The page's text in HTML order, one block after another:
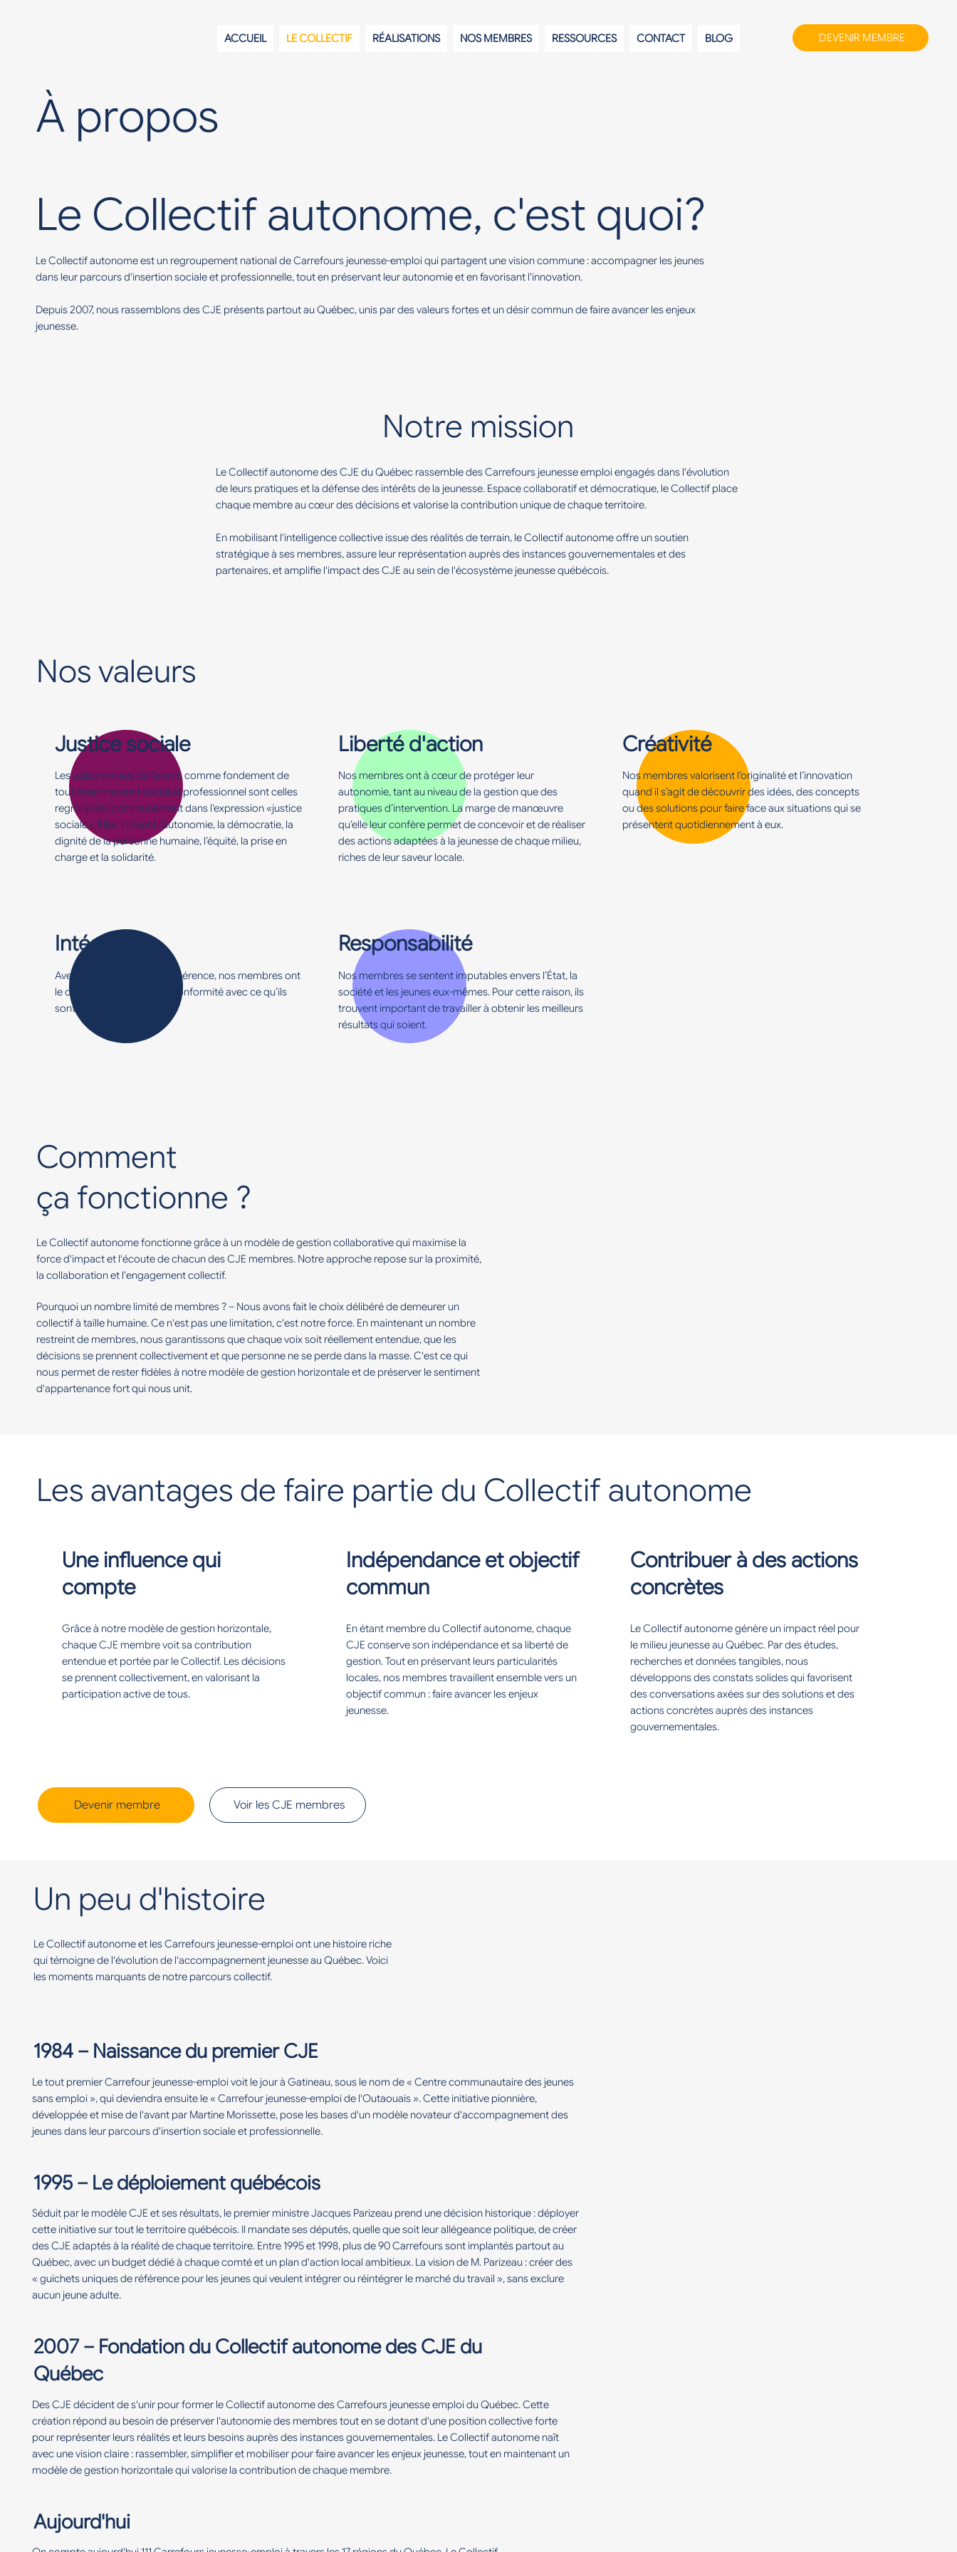
ACCUEIL LE COLLECTIF RÉALISATIONS NOS MEMBRES RESSOURCES CONTACT BLOG DEVENIR MEMBRE
À propos
Le Collectif autonome, c'est quoi?
Le Collectif autonome est un regroupement national de Carrefours jeunesse-emploi qui partagent une vision commune : accompagner les jeunes
dans leur parcours d'insertion sociale et professionnelle, tout en préservant leur autonomie et en favorisant l'innovation.
Depuis 2007, nous rassemblons des CJE présents partout au Québec, unis par des valeurs fortes et un désir commun de faire avancer les enjeux
jeunesse.
Notre mission
Le Collectif autonome des CJE du Québec rassemble des Carrefours jeunesse emploi engagés dans l'évolution
de leurs pratiques et la défense des intérêts de la jeunesse. Espace collaboratif et démocratique, le Collectif place
chaque membre au cœur des décisions et valorise la contribution unique de chaque territoire.
En mobilisant l'intelligence collective issue des réalités de terrain, le Collectif autonome offre un soutien
stratégique à ses membres, assure leur représentation auprès des instances gouvernementales et des
partenaires, et amplifie l'impact des CJE au sein de l'écosystème jeunesse québécois.
Justice sociale
Les valeurs mises de l’avant, comme fondement de
tout cheminement social et professionnel sont celles
regroupées communément dans l’expression «justice
sociale». Elles incluent l’autonomie, la démocratie, la
dignité de la personne humaine, l’équité, la prise en
charge et la solidarité.
Liberté d'action
Nos membres ont à cœur de protéger leur
autonomie, tant au niveau de la gestion que des
pratiques d’intervention. La marge de manœuvre
qu’elle leur confère permet de concevoir et de réaliser
des actions adaptées à la jeunesse de chaque milieu,
riches de leur saveur locale.
Créativité
Nos membres valorisent l’originalité et l’innovation
quand il s’agit de découvrir des idées, des concepts
ou des solutions pour faire face aux situations qui se
présentent quotidiennement à eux.
Intégrité
Avec un grand souci de cohérence, nos membres ont
le désir profond d’agir en conformité avec ce qu’ils
sont réellement.
Responsabilité
Nos membres se sentent imputables envers l’État, la
société et les jeunes eux-mêmes. Pour cette raison, ils
trouvent important de travailler à obtenir les meilleurs
résultats qui soient.
Nos valeurs
Comment
ça fonctionne ?
Le Collectif autonome fonctionne grâce à un modèle de gestion collaborative qui maximise la
force d'impact et l'écoute de chacun des CJE membres. Notre approche repose sur la proximité,
la collaboration et l'engagement collectif.
Pourquoi un nombre limité de membres ? – Nous avons fait le choix délibéré de demeurer un
collectif à taille humaine. Ce n'est pas une limitation, c'est notre force. En maintenant un nombre
restreint de membres, nous garantissons que chaque voix soit réellement entendue, que les
décisions se prennent collectivement et que personne ne se perde dans la masse. C'est ce qui
nous permet de rester fidèles à notre modèle de gestion horizontale et de préserver le sentiment
d'appartenance fort qui nous unit.
Une influence qui
compte
Grâce à notre modèle de gestion horizontale,
chaque CJE membre voit sa contribution
entendue et portée par le Collectif. Les décisions
se prennent collectivement, en valorisant la
participation active de tous.
Indépendance et objectif
commun
En étant membre du Collectif autonome, chaque
CJE conserve son indépendance et sa liberté de
gestion. Tout en préservant leurs particularités
locales, nos membres travaillent ensemble vers un
objectif commun : faire avancer les enjeux
jeunesse.
Contribuer à des actions
concrètes
Le Collectif autonome génère un impact réel pour
le milieu jeunesse au Québec. Par des études,
recherches et données tangibles, nous
développons des constats solides qui favorisent
des conversations axées sur des solutions et des
actions concrètes auprès des instances
gouvernementales.
Les avantages de faire partie du Collectif autonome
Devenir membre Voir les CJE membres
Un peu d'histoire
Le Collectif autonome et les Carrefours jeunesse-emploi ont une histoire riche
qui témoigne de l'évolution de l'accompagnement jeunesse au Québec. Voici
les moments marquants de notre parcours collectif.
1984 – Naissance du premier CJE
Le tout premier Carrefour jeunesse-emploi voit le jour à Gatineau, sous le nom de « Centre communautaire des jeunes
sans emploi », qui deviendra ensuite le « Carrefour jeunesse-emploi de l'Outaouais ». Cette initiative pionnière,
développée et mise de l'avant par Martine Morissette, pose les bases d'un modèle novateur d'accompagnement des
jeunes dans leur parcours d'insertion sociale et professionnelle.
1995 – Le déploiement québécois
Séduit par le modèle CJE et ses résultats, le premier ministre Jacques Parizeau prend une décision historique : déployer
cette initiative sur tout le territoire québécois. Il mandate ses députés, quelle que soit leur allégeance politique, de créer
des CJE adaptés à la réalité de chaque territoire. Entre 1995 et 1998, plus de 90 Carrefours sont implantés partout au
Québec, avec un budget dédié à chaque comté et un plan d'action local ambitieux. La vision de M. Parizeau : créer des
« guichets uniques de référence pour les jeunes qui veulent intégrer ou réintégrer le marché du travail », sans exclure
aucun jeune adulte.
2007 – Fondation du Collectif autonome des CJE du
Québec
Des CJE décident de s'unir pour former le Collectif autonome des Carrefours jeunesse emploi du Québec. Cette
création répond au besoin de préserver l'autonomie des membres tout en se dotant d'une position collective forte
pour représenter leurs réalités et leurs besoins auprès des instances gouvernementales. Le Collectif autonome naît
avec une vision claire : rassembler, simplifier et mobiliser pour faire avancer les enjeux jeunesse, tout en maintenant un
modèle de gestion horizontale qui valorise la contribution de chaque membre.
Aujourd'hui